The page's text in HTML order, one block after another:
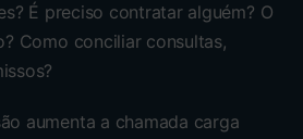
É preciso contratar alguém? O
Como conciliar consultas,
aumenta a chamada carga